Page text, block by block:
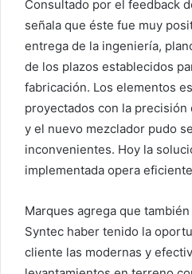
Consultado por el feedback
señala que éste fue muy
entrega de la ingeniería,
de los plazos establecidos
fabricación. Los elementos
proyectados con la precisión
y el nuevo mezclador pudo
inconvenientes. Hoy la
implementada opera
Marques agrega que
Syntec haber tenido la
cliente las modernas y